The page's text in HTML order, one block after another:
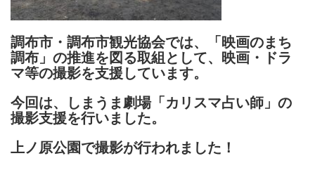
調布市・調布市観光協会では、「映画のまち
調布」の推進を図る取組として、映画・ドラ
マ等の撮影を支援しています。
今回は、しまうま劇場「カリスマ占い師」の
撮影支援を行いました。
上ノ原公園で撮影が行われました！